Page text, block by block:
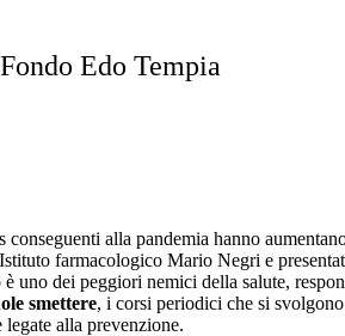
Edo Tempia
alla pandemia hanno
farmacologico Mario Negri e
dei peggiori nemici della salute,
smettere, i corsi periodici che si
alla prevenzione.